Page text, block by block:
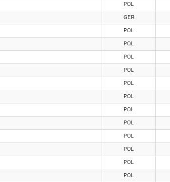
POL
GER
POL
POL
POL
POL
POL
POL
POL
POL
POL
POL
POL
POL